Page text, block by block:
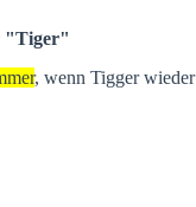
"Tiger"
, wenn Tigger